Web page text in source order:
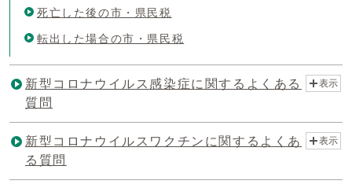
死亡した後の市・県民税
転出した場合の市・県民税
新型コロナウイルス感染症に関するよくある
質問
表示
新型コロナウイルスワクチンに関するよくあ
る質問
表示